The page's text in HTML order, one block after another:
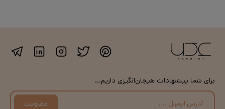
برای شما پیشنهادات هیجان‌انگیزی داریم...
عضویت